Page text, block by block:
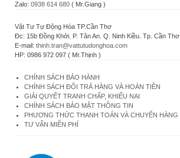
Zalo: 0938 614 680 ( Mr.Giang )
Vật Tư Tự Động Hóa TP.Cần Thơ
Đc: 15b Đồng Khởi. P. Tân An. Q. Ninh Kiều. Tp. Cần Thơ
E-mail: thinh.tran@vattutudonghoa.com
HP: 0986 972 097 ( Mr.Thịnh )
CHÍNH SÁCH BẢO HÀNH
CHÍNH SÁCH ĐỔI TRẢ HÀNG VÀ HOÀN TIỀN
GIẢI QUYẾT TRANH CHẤP, KHIẾU NẠI
CHÍNH SÁCH BẢO MẬT THÔNG TIN
PHƯƠNG THỨC THANH TOÁN VÀ CHUYỂN HÀNG
TƯ VẤN MIỄN PHÍ